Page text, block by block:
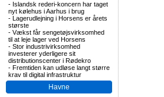
- Islandsk rederi-koncern har taget
nyt kølehus i Aarhus i brug
- Lagerudlejning i Horsens er årets
største
- Vækst får sengetøjsvirksomhed
til at leje lager ved Horsens
- Stor industrivirksomhed
investerer yderligere sit
distributionscenter i Rødekro
- Fremtiden kan udløse langt større
krav til digital infrastruktur
Havne